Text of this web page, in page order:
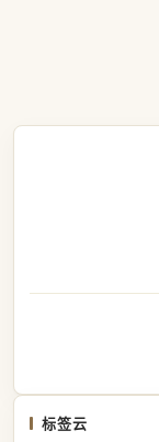
标签云